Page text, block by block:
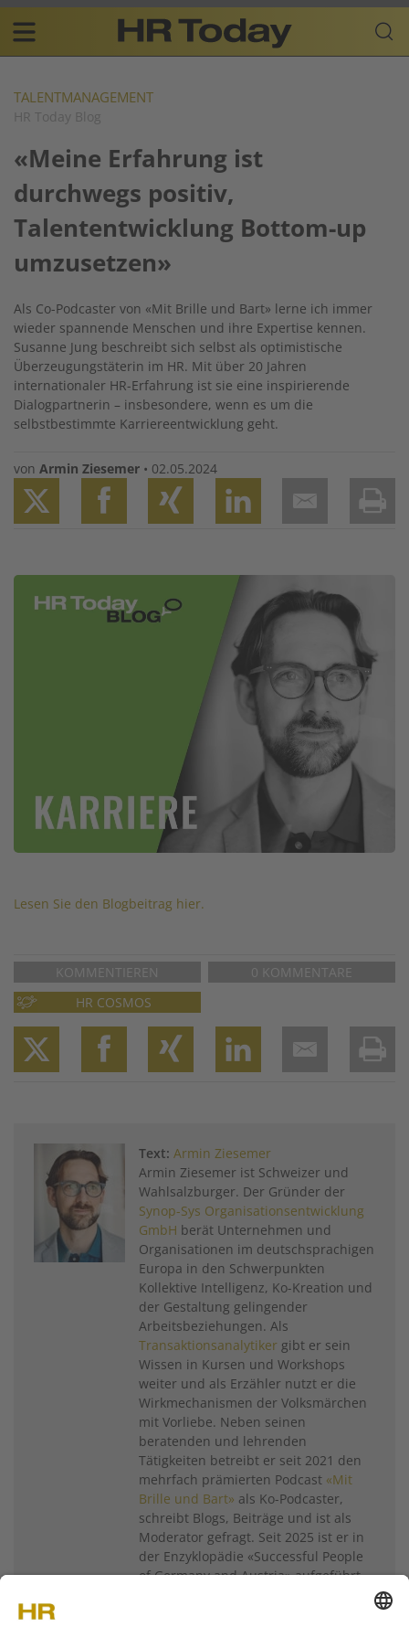
Skip
content
Plattform
für
Resources
navigation
DE
TALENTMANAGEMENT
HR Today Blog
«Meine Erfahrung ist
durchwegs positiv,
Talententwicklung Bottom-up
umzusetzen»
Als Co-Podcaster von «Mit Brille und Bart» lerne ich immer
wieder spannende Menschen und ihre Expertise kennen.
Susanne Jung beschreibt sich selbst als optimistische
Überzeugungstäterin im HR. Mit über 20 Jahren
internationaler HR-Erfahrung ist sie eine inspirierende
Dialogpartnerin – insbesondere, wenn es um die
selbstbestimmte Karriereentwicklung geht.
von Armin Ziesemer • 02.05.2024
Lesen Sie den Blogbeitrag hier.
KOMMENTIEREN
0 KOMMENTARE
HR COSMOS
Text: Armin Ziesemer
Armin Ziesemer ist Schweizer und
Wahlsalzburger. Der Gründer der
Synop-Sys Organisationsentwicklung
GmbH berät Unternehmen und
Organisationen im deutschsprachigen
Europa in den Schwerpunkten
Kollektive Intelligenz, Ko-Kreation und
der Gestaltung gelingender
Arbeitsbeziehungen. Als
Transaktionsanalytiker gibt er sein
Wissen in Kursen und Workshops
weiter und als Erzähler nutzt er die
Wirkmechanismen der Volksmärchen
mit Vorliebe. Neben seinen
beratenden und lehrenden
Tätigkeiten betreibt er seit 2021 den
mehrfach prämierten Podcast «Mit
Brille und Bart» als Ko-Podcaster,
schreibt Blogs, Beiträge und ist als
Moderator gefragt. Seit 2025 ist er in
der Enzyklopädie «Successful People
of Germany and Austria» aufgeführt.